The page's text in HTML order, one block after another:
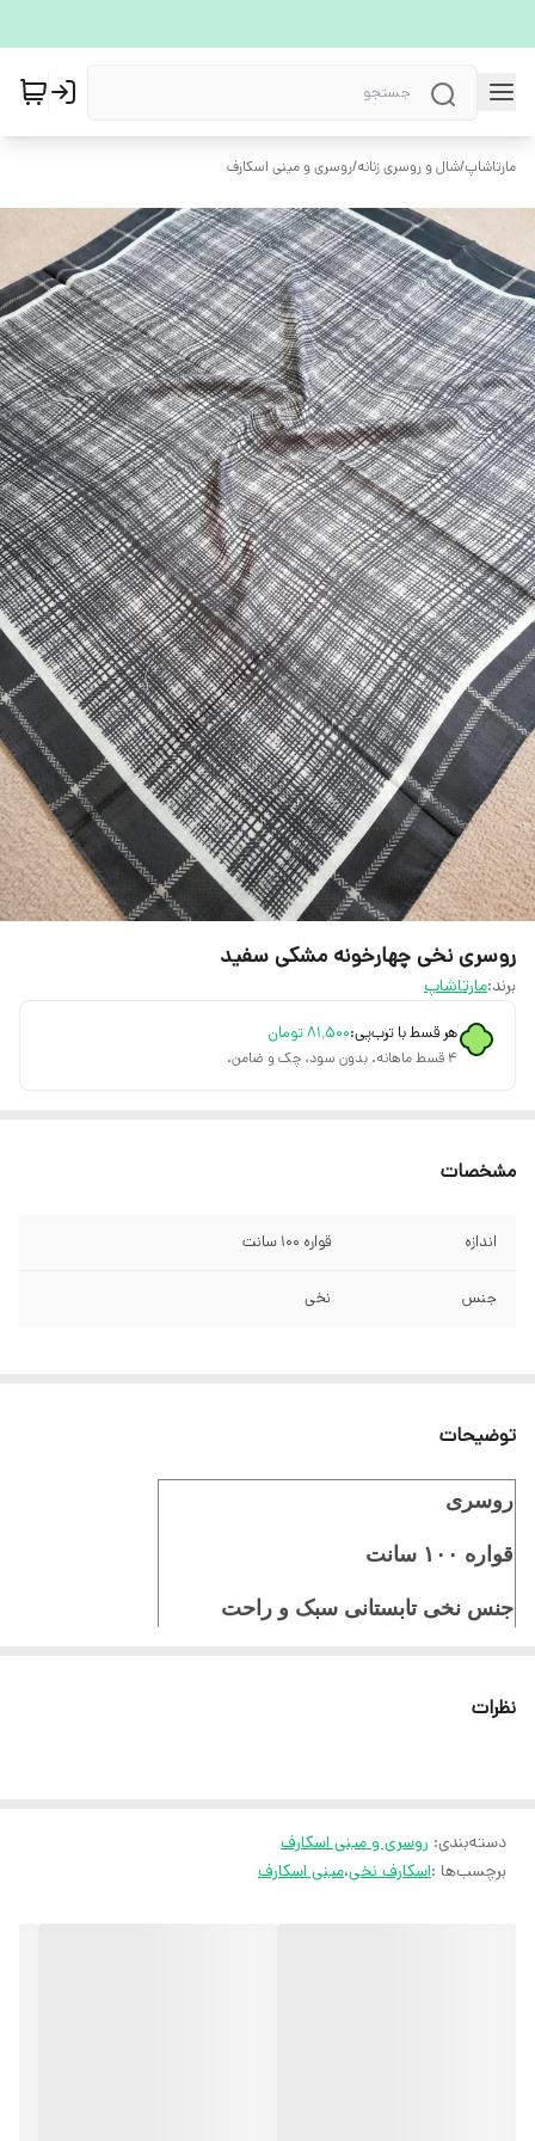
مارتاشاپ/شال و روسری زنانه/روسری و مینی اسکارف
روسری نخی چهارخونه مشکی سفید
برند:مارتاشاپ
هر قسط با ترب‌پی:۸۱٬۵۰۰تومان
۴ قسط ماهانه. بدون سود، چک و ضامن.
مشخصات
اندازه قواره ۱۰۰ سانت
جنس نخی
توضیحات
روسری
قواره ۱۰۰ سانت
جنس نخی تابستانی سبک و راحت
نظرات
دسته‌بندی: روسری و مینی اسکارف
برچسب‌ها :اسکارف نخی،مینی اسکارف